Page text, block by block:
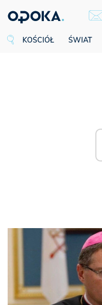
KOŚCIÓŁ ŚWIAT